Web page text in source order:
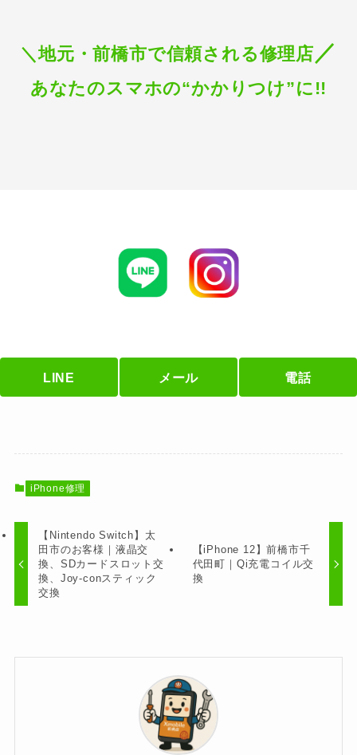
＼地元・前橋市で信頼される修理店 ／
あなたのスマホの“かかりつけ”に!!
LINE メール 電話
iPhone修理
【Nintendo Switch】太
田市のお客様｜液晶交
換、SDカードスロット交
換、Joy-conスティック
交換
【iPhone 12】前橋市千
代田町｜Qi充電コイル交
換